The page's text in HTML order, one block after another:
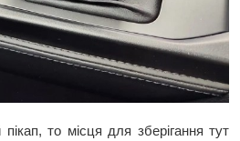
то місця для зберігання тут